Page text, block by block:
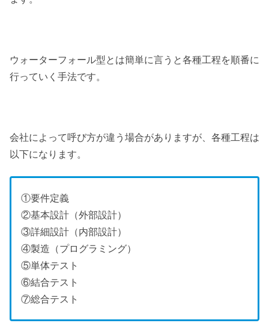
ウォーターフォール型とは簡単に言うと各種工程を順番に
行っていく手法です。
会社によって呼び方が違う場合がありますが、各種工程は
以下になります。
①要件定義
②基本設計（外部設計）
③詳細設計（内部設計）
④製造（プログラミング）
⑤単体テスト
⑥結合テスト
⑦総合テスト